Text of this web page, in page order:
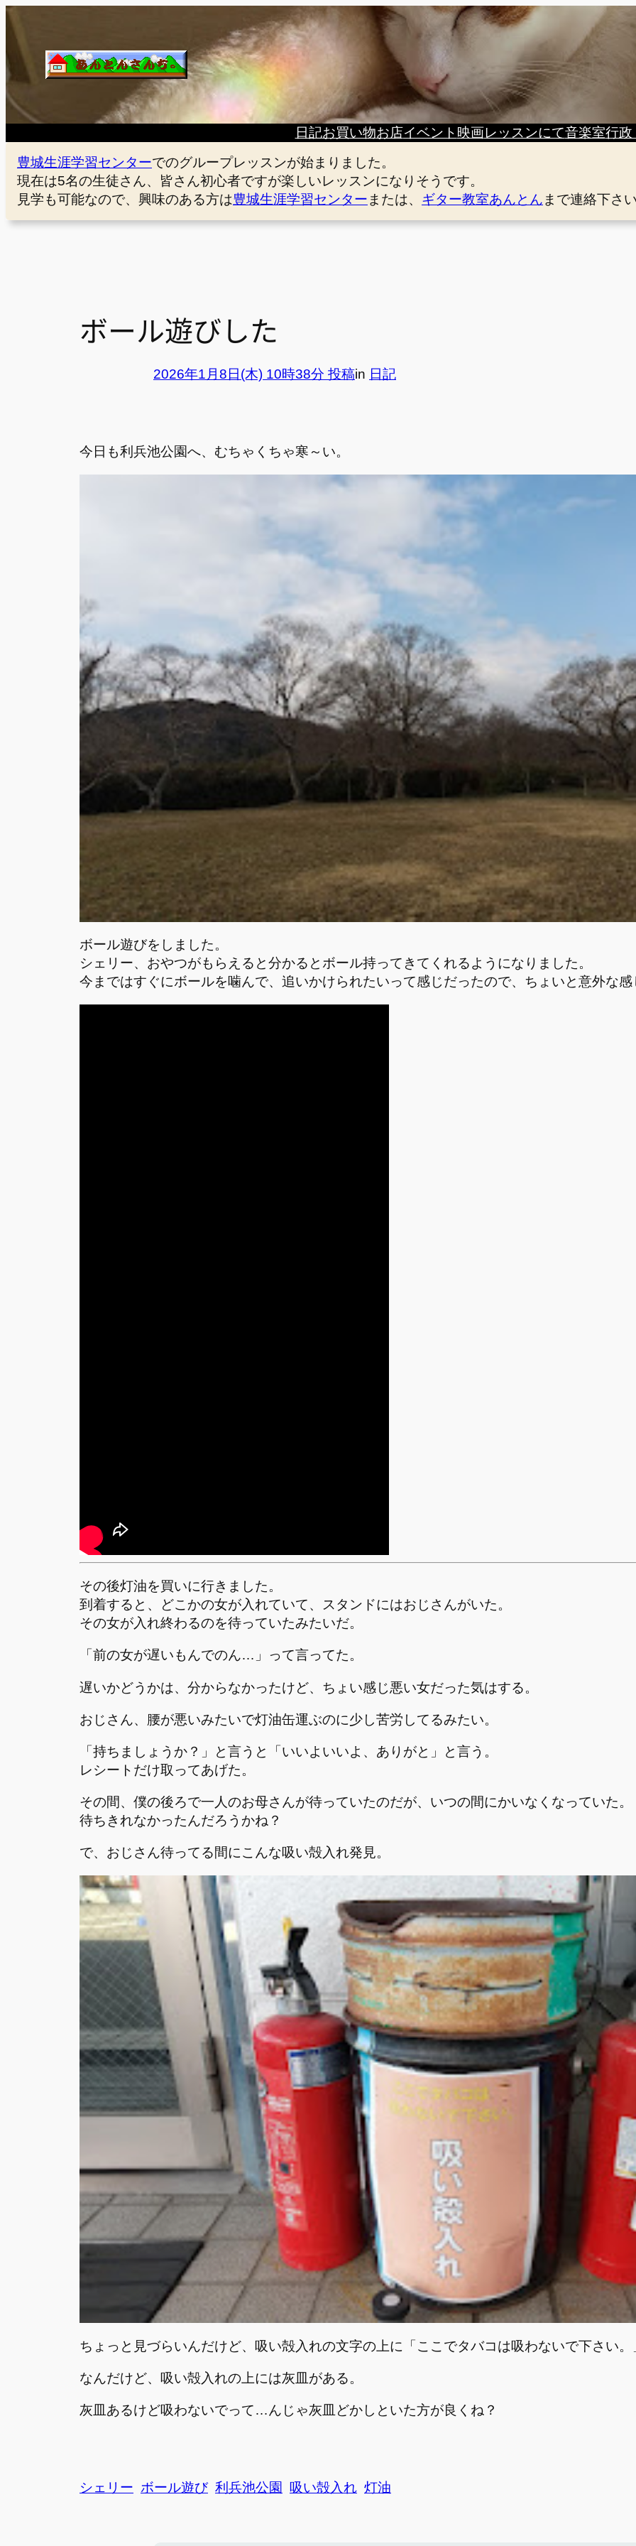
内
容
ス
キ
ッ
プ
日記お買い物お店イベント 映画レッスンにて音楽室行政
豊城生涯学習センターでのグループレッスンが始まりました。
現在は5名の生徒さん、皆さん初心者ですが楽しいレッスンになりそうです。
見学も可能なので、興味のある方は豊城生涯学習センター または、 ギター教室あんとん まで連絡下さ
ボール遊びした
2026年1月8日(木) 10時38分 投稿in 日記
今日も利兵池公園へ、むちゃくちゃ寒～い。
ボール遊びをしました。
シェリー、おやつがもらえると分かるとボール持ってきてくれるようになりました。
今まではすぐにボールを噛んで、追いかけられたいって感じだったので、ちょいと意外な感
その後灯油を買いに行きました。
到着すると、どこかの女が入れていて、スタンドにはおじさんがいた。
その女が入れ終わるのを待っていたみたいだ。
「前の女が遅いもんでのん…」って言ってた。
遅いかどうかは、分からなかったけど、ちょい感じ悪い女だった気はする。
おじさん、腰が悪いみたいで灯油缶運ぶのに少し苦労してるみたい。
「持ちましょうか？」と言うと「いいよいいよ、ありがと」と言う。
レシートだけ取ってあげた。
その間、僕の後ろで一人のお母さんが待っていたのだが、いつの間にかいなくなっていた。
待ちきれなかったんだろうかね？
で、おじさん待ってる間にこんな吸い殻入れ発見。
ちょっと見づらいんだけど、吸い殻入れの文字の上に「ここでタバコは吸わないで下さい
なんだけど、吸い殻入れの上には灰皿がある。
灰皿あるけど吸わないでって…んじゃ灰皿どかしといた方が良くね？
シェリー ボール遊び 利兵池公園 吸い殻入れ 灯油